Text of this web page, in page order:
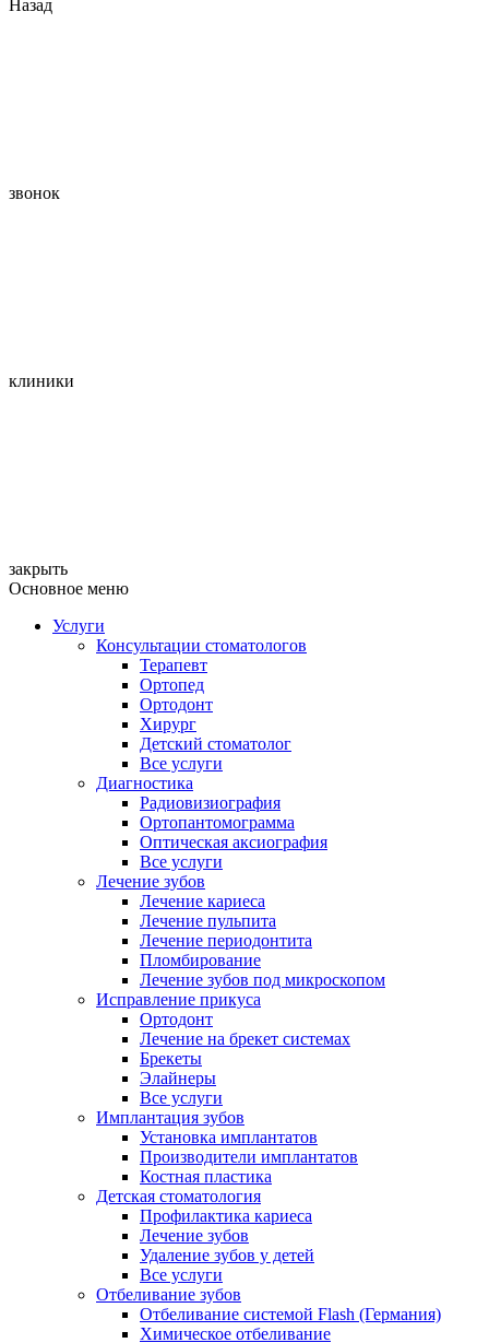
Назад
звонок
клиники
закрыть
Основное меню
Услуги
Консультации стоматологов
Терапевт
Ортопед
Ортодонт
Хирург
Детский стоматолог
Все услуги
Диагностика
Радиовизиография
Ортопантомограмма
Оптическая аксиография
Все услуги
Лечение зубов
Лечение кариеса
Лечение пульпита
Лечение периодонтита
Пломбирование
Лечение зубов под микроскопом
Исправление прикуса
Ортодонт
Лечение на брекет системах
Брекеты
Элайнеры
Все услуги
Имплантация зубов
Установка имплантатов
Производители имплантатов
Костная пластика
Детская стоматология
Профилактика кариеса
Лечение зубов
Удаление зубов у детей
Все услуги
Отбеливание зубов
Отбеливание системой Flash (Германия)
Химическое отбеливание